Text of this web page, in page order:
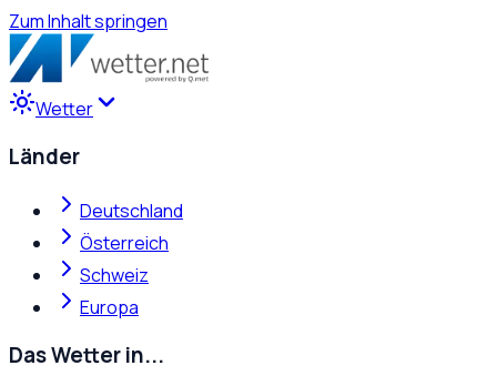
Zum Inhalt springen
Wetter
Länder
Deutschland
Österreich
Schweiz
Europa
Das Wetter in...